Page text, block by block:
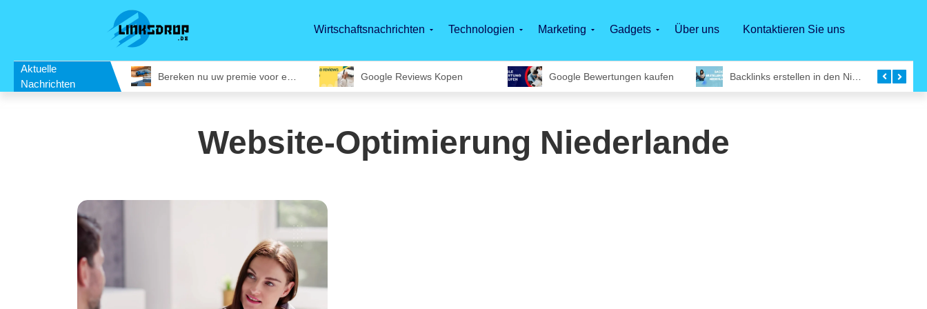
Wirtschaftsnachrichten Technologien Marketing Gadgets Über uns Kontaktieren Sie uns
Aktuelle
Nachrichten
Google Reviews Kopen Google Bewertungen kaufen
Website-Optimierung Niederlande